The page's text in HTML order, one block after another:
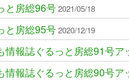
と房総96号2021/05/18
と房総95号2020/12/19
情報誌ぐるっと房総91号ア
情報誌ぐるっと房総90号ア